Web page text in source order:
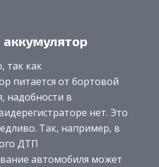
так как
питается от бортовой
надобности в
нет. Это
Так, например, в
ДТП
автомобиля может